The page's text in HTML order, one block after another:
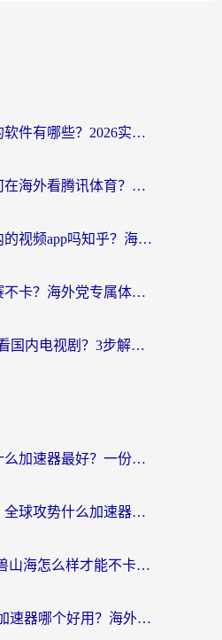
海外看腾讯视频的软件有哪些？2026实测有效，留学生都在用的回国加速器指南
海外党必看：如何在海外看腾讯体育？解决赛事直播地区限制的终极指南
在国外可以看国内的视频app吗知乎？海外党亲测有效的追剧加速方案
在国外怎么看球赛不卡？海外党专属体育直播自由指南
在国外用什么app看国内电视剧？3步解决版权限制+卡顿难题
国外失落城堡用什么加速器最好？一份来自老玩家的真实指南
国外打反恐精英：全球攻势什么加速器好用？2026海外玩家国服游戏加速终极指南
在澳洲玩天下-异兽山海怎么样才能不卡？一份给南半球玩家的自救指南
使命召唤OL国外加速器哪个好用？海外玩家亲测的国服游戏加速终极指南